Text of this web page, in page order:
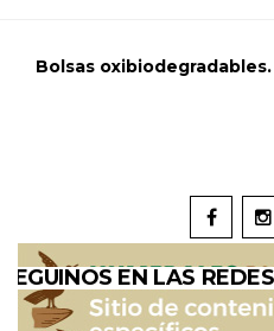
Bolsas
SEGUINOS EN LAS